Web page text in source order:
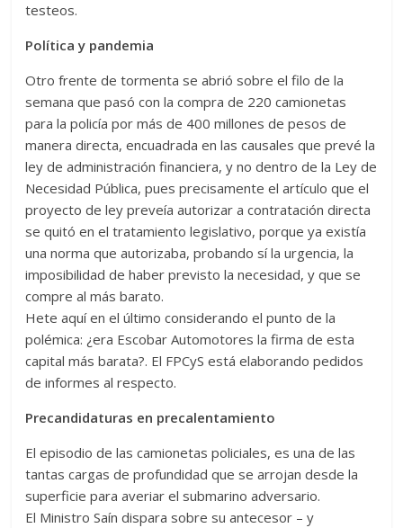
testeos.
Política y pandemia
Otro frente de tormenta se abrió sobre el filo de la
semana que pasó con la compra de 220 camionetas
para la policía por más de 400 millones de pesos de
manera directa, encuadrada en las causales que prevé la
ley de administración financiera, y no dentro de la Ley de
Necesidad Pública, pues precisamente el artículo que el
proyecto de ley preveía autorizar a contratación directa
se quitó en el tratamiento legislativo, porque ya existía
una norma que autorizaba, probando sí la urgencia, la
imposibilidad de haber previsto la necesidad, y que se
compre al más barato.
Hete aquí en el último considerando el punto de la
polémica: ¿era Escobar Automotores la firma de esta
capital más barata?. El FPCyS está elaborando pedidos
de informes al respecto.
Precandidaturas en precalentamiento
El episodio de las camionetas policiales, es una de las
tantas cargas de profundidad que se arrojan desde la
superficie para averiar el submarino adversario.
El Ministro Saín dispara sobre su antecesor – y